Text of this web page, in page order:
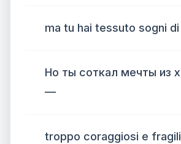
ma tu hai tessuto sogni
Но ты соткал мечты из
—
troppo coraggiosi e fragili